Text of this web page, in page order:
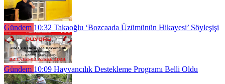
Gündem 10:32 Takaoğlu ‘Bozcaada Üzümünün Hikayesi’ Söyleşişi
Gündem 10:09 Hayvancılık Destekleme Programı Belli Oldu